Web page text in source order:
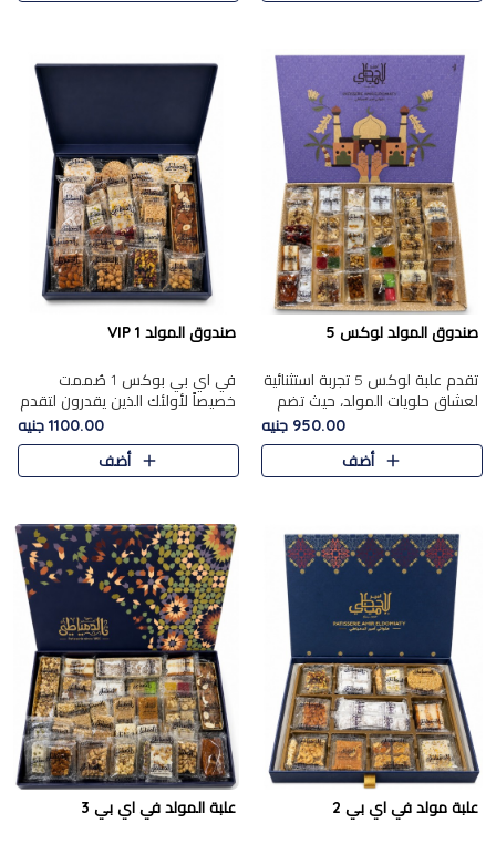
صندوق المولد لوكس 5
تقدم علبة لوكس 5 تجربة استثنائية
لعشاق حلويات المولد، حيث تضم
42 قطعة من تشكيلة فاخرة تجمع
بين أشهر الأصناف التقليدية وأصناف
مميزة مختارة بع..
950.00 جنيه
أضف
صندوق المولد VIP 1
في اي بي بوكس 1 صُممت
خصيصاً لأولئك الذين يقدرون لتقدم
تجربة استثنائية بوكس تجمع بين
أفخر حلويات المولد المصري مع
تشكيلة مختارة من الأصناف ..
1100.00 جنيه
أضف
علبة مولد في اي بي 2 علبة المولد في اي بي 3